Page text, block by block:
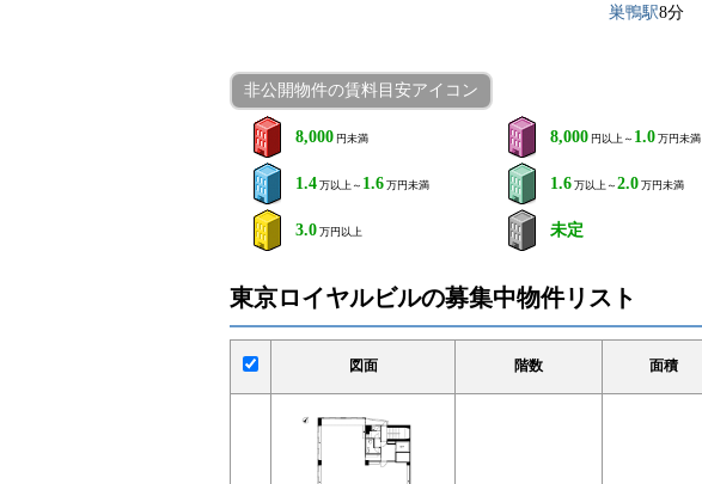
巣鴨駅8分
非公開物件の賃料目安アイコン
8,000 円未満 8,000 円以上～ 1.0 万円未満
1.4 万以上～ 1.6 万円未満 1.6 万以上～ 2.0 万円未満
3.0 万円以上 未定
東京ロイヤルビルの募集中物件リスト
図面 階数 面積